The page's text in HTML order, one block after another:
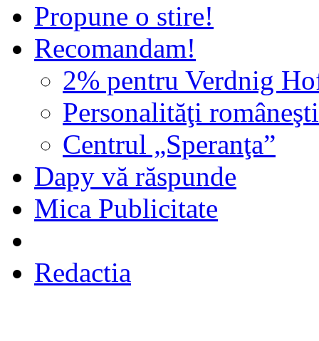
Propune o stire!
Recomandam!
2% pentru Verdnig
Personalităţi româneşti
Centrul „Speranţa”
Dapy vă răspunde
Mica Publicitate
Redactia